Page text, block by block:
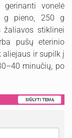
vonelė
g pieno, 250 g
žaliavos stiklinei
pušų eterinio
aliejaus ir supilk į
minučių, po